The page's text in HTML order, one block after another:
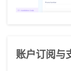
账户订阅与